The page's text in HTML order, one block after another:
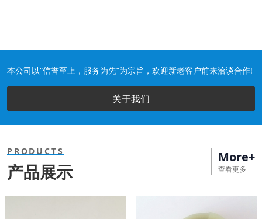
本公司以“信誉至上，服务为先”为宗旨，欢迎新老客户前来洽谈合作!
关于我们
PRODUCTS
产品展示
More+
查看更多